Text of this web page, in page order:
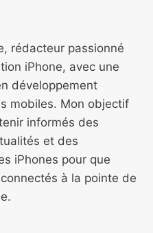
rédacteur passionné
iPhone, avec une
développement
mobiles. Mon objectif
informés des
et des
iPhones pour que
à la pointe de